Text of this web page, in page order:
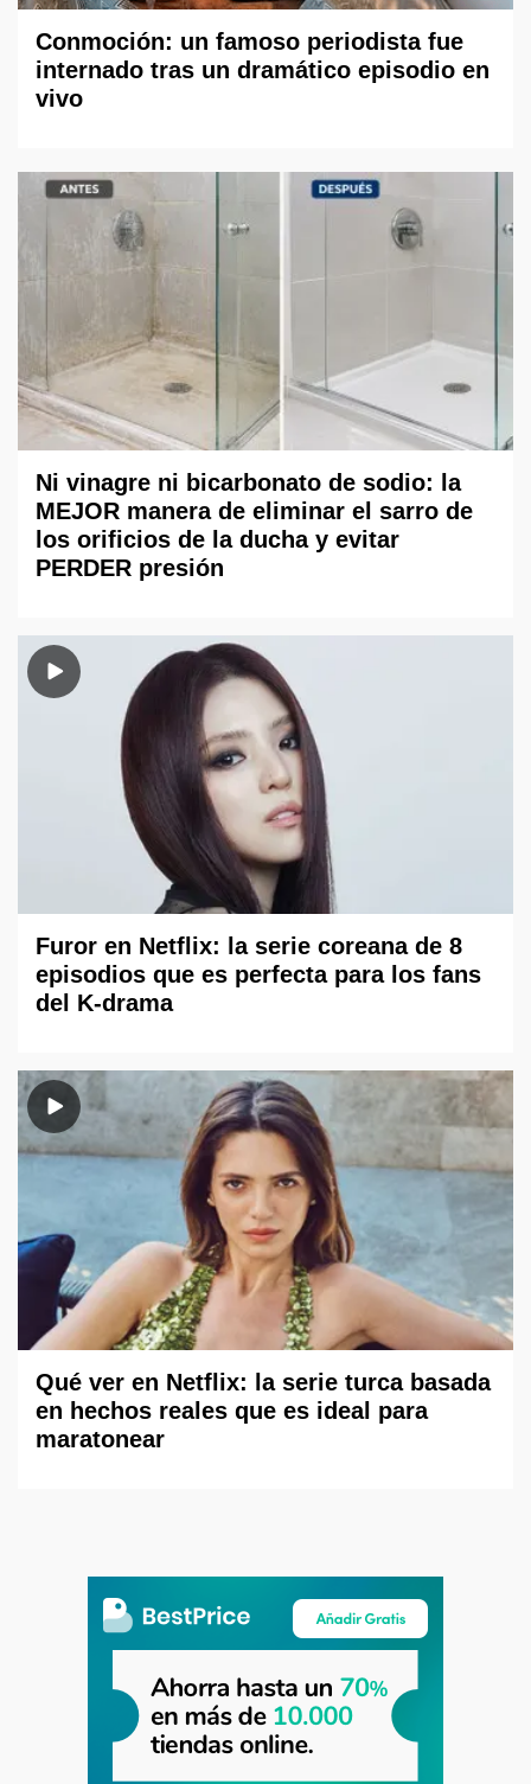
Conmoción: un famoso periodista fue
internado tras un dramático episodio en
vivo
Ni vinagre ni bicarbonato de sodio: la
MEJOR manera de eliminar el sarro de
los orificios de la ducha y evitar
PERDER presión
Furor en Netflix: la serie coreana de 8
episodios que es perfecta para los fans
del K-drama
Qué ver en Netflix: la serie turca basada
en hechos reales que es ideal para
maratonear